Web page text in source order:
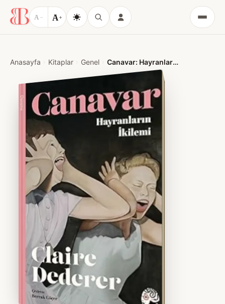
A − A+
Menü
Anasayfa Kitaplar Genel Canavar: Hayranların İkilemi